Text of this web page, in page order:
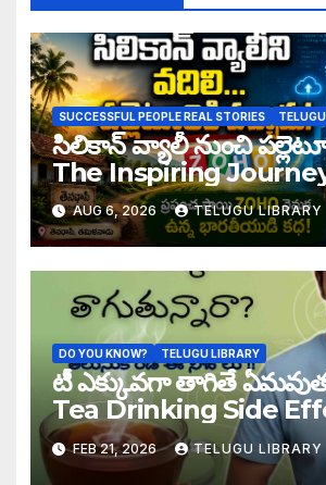
SUCCESSFUL PEOPLE REAL STORIES
సిలికాన్ వ్యాలీ నుంచి
The Inspiring
Zoho Founder
AUG 6, 2026 TELUGU LIBRARY
DO YOU KNOW? TELUGU LIBRARY
టీ ఎక్కువగా తాగితే
Tea Drinking Side
Telugu
FEB 21, 2026 TELUGU LIBRARY